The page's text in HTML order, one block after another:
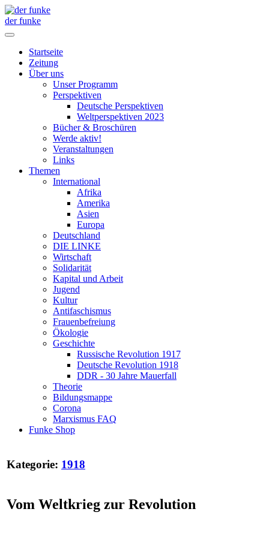
der funke
Startseite
Zeitung
Über uns
Unser Programm
Perspektiven
Deutsche Perspektiven
Weltperspektiven 2023
Bücher & Broschüren
Werde aktiv!
Veranstaltungen
Links
Themen
International
Afrika
Amerika
Asien
Europa
Deutschland
DIE LINKE
Wirtschaft
Solidarität
Kapital und Arbeit
Jugend
Kultur
Antifaschismus
Frauenbefreiung
Ökologie
Geschichte
Russische Revolution 1917
Deutsche Revolution 1918
DDR - 30 Jahre Mauerfall
Theorie
Bildungsmappe
Corona
Marxismus FAQ
Funke Shop
Kategorie: 1918
Vom Weltkrieg zur Revolution